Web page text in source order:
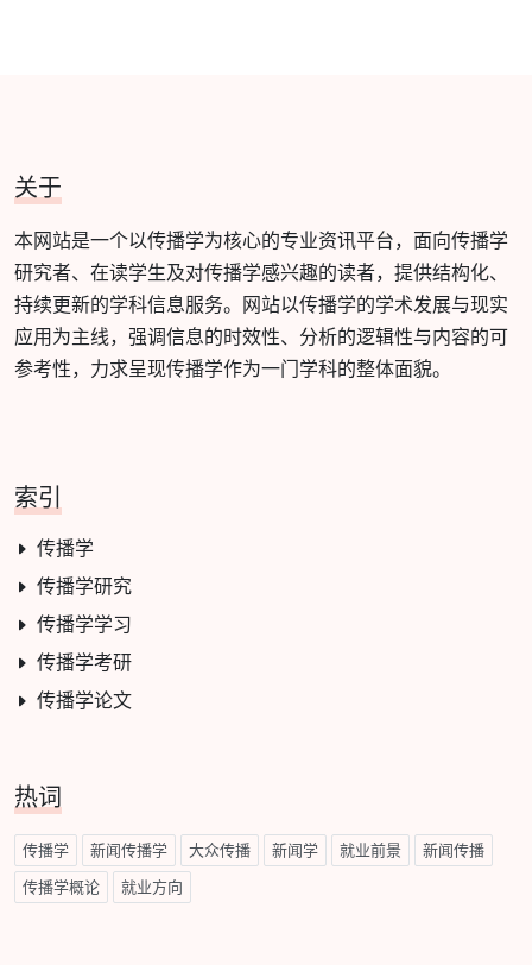
关于
本网站是一个以传播学为核心的专业资讯平台，面向传播学
研究者、在读学生及对传播学感兴趣的读者，提供结构化、
持续更新的学科信息服务。网站以传播学的学术发展与现实
应用为主线，强调信息的时效性、分析的逻辑性与内容的可
参考性，力求呈现传播学作为一门学科的整体面貌。
索引
传播学
传播学研究
传播学学习
传播学考研
传播学论文
热词
传播学 新闻传播学 大众传播 新闻学 就业前景 新闻传播
传播学概论 就业方向